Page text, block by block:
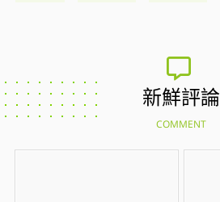
新鮮評論
COMMENT